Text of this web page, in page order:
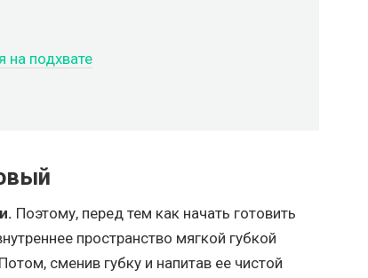
на подхвате
Поэтому, перед тем как начать готовить
пространство мягкой губкой
сменив губку и напитав ее чистой